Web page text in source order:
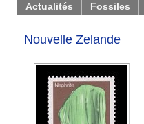
Actualités Fossiles
Nouvelle Zelande